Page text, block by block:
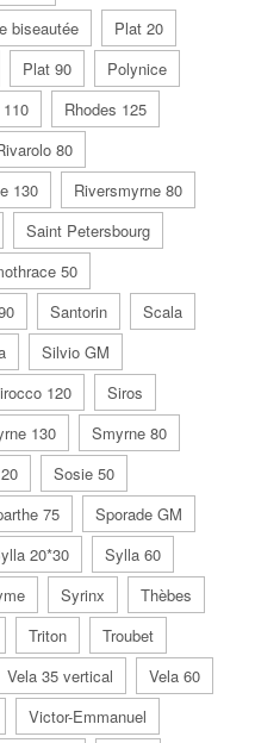
biseautée
Plat 20
Plat 90
Polynice
Rhodes 125
80
130
Riversmyrne 80
Saint Petersbourg
50
Santorin
Scala
Silvio GM
120
Siros
130
Smyrne 80
Sosie 50
75
Sporade GM
20*30
Sylla 60
Syrinx
Thèbes
Triton
Troubet
Vela 35 vertical
Vela 60
Victor-Emmanuel